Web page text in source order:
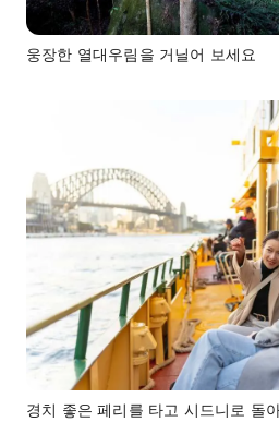
웅장한 열대우림을 거닐어 보세요
경치 좋은 페리를 타고 시드니로 돌